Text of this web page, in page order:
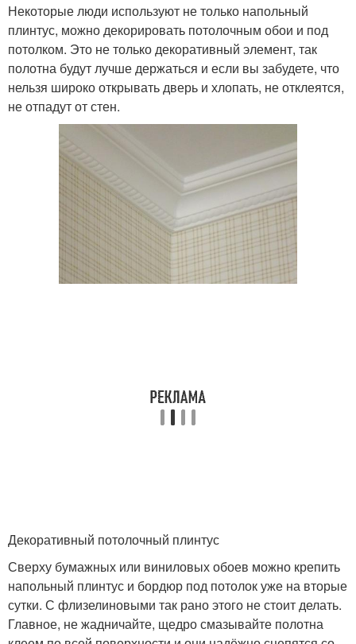
Некоторые люди используют не только напольный
плинтус, можно декорировать потолочным обои и под
потолком. Это не только декоративный элемент, так
полотна будут лучше держаться и если вы забудете, что
нельзя широко открывать дверь и хлопать, не отклеятся,
не отпадут от стен.
Декоративный потолочный плинтус
Сверху бумажных или виниловых обоев можно крепить
напольный плинтус и бордюр под потолок уже на вторые
сутки. С флизелиновыми так рано этого не стоит делать.
Главное, не жадничайте, щедро смазывайте полотна